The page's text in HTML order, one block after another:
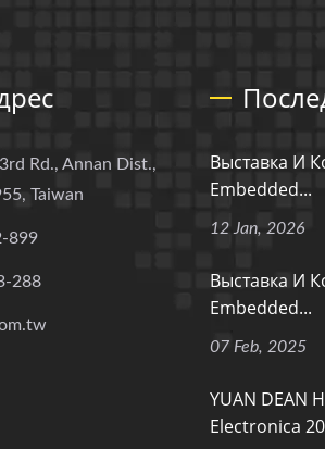
Rd., Annan Dist.,
Taiwan
899
288
Выставка И
Embedded...
12 Jan, 2026
Выставка И
Embedded...
07 Feb, 2025
YUAN DEAN
Electronica